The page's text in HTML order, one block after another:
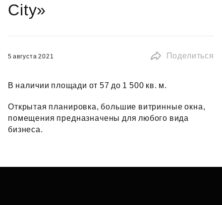
City»
5 августа 2021 Поделиться
В наличии площади от 57 до 1 500 кв. м.
Открытая планировка, большие витринные окна,
помещения предназначены для любого вида
бизнеса.